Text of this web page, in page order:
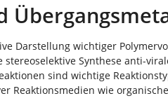
Darstellung wichtiger
Synthese anti-
sind wichtige
Reaktionsmedien wie